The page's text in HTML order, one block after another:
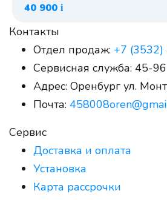
40 900 i
Контакты
Отдел продаж: +7
Сервисная служба: 45-
Адрес: Оренбург ул.
Почта:
Сервис
Доставка и оплата
Установка
Карта рассрочки